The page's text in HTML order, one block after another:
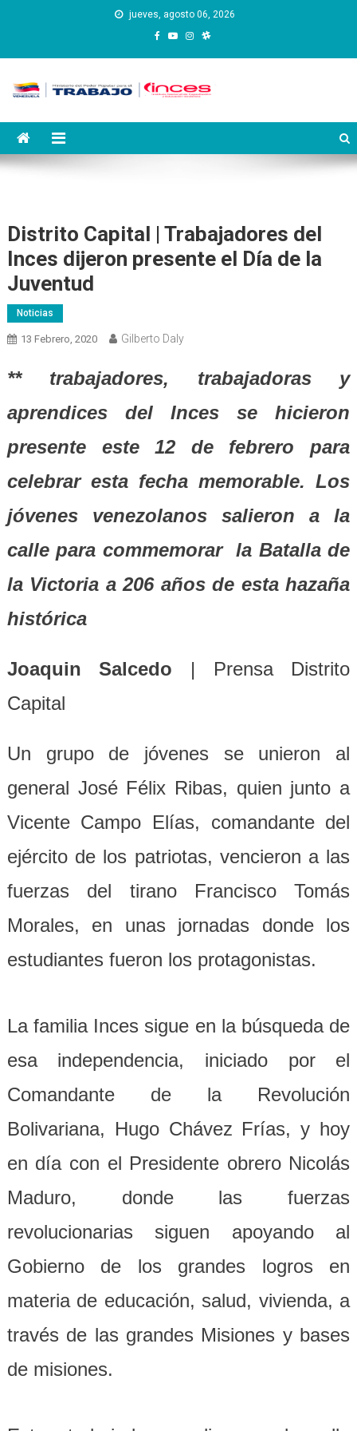
jueves, agosto 06, 2026
Instituto Nacional de
Capacitación y Educación
Distrito Capital | Trabajadores del
Inces dijeron presente el Día de la
Juventud
Noticias
13 Febrero, 2020 Gilberto Daly
** trabajadores, trabajadoras y
aprendices del Inces se hicieron
presente este 12 de febrero para
celebrar esta fecha memorable. Los
jóvenes venezolanos salieron a la
calle para commemorar la Batalla de
la Victoria a 206 años de esta hazaña
histórica
Joaquin Salcedo | Prensa Distrito
Capital
Un grupo de jóvenes se unieron al
general José Félix Ribas, quien junto a
Vicente Campo Elías, comandante del
ejército de los patriotas, vencieron a las
fuerzas del tirano Francisco Tomás
Morales, en unas jornadas donde los
estudiantes fueron los protagonistas.
La familia Inces sigue en la búsqueda de
esa independencia, iniciado por el
Comandante de la Revolución
Bolivariana, Hugo Chávez Frías, y hoy
en día con el Presidente obrero Nicolás
Maduro, donde las fuerzas
revolucionarias siguen apoyando al
Gobierno de los grandes logros en
materia de educación, salud, vivienda, a
través de las grandes Misiones y bases
de misiones.